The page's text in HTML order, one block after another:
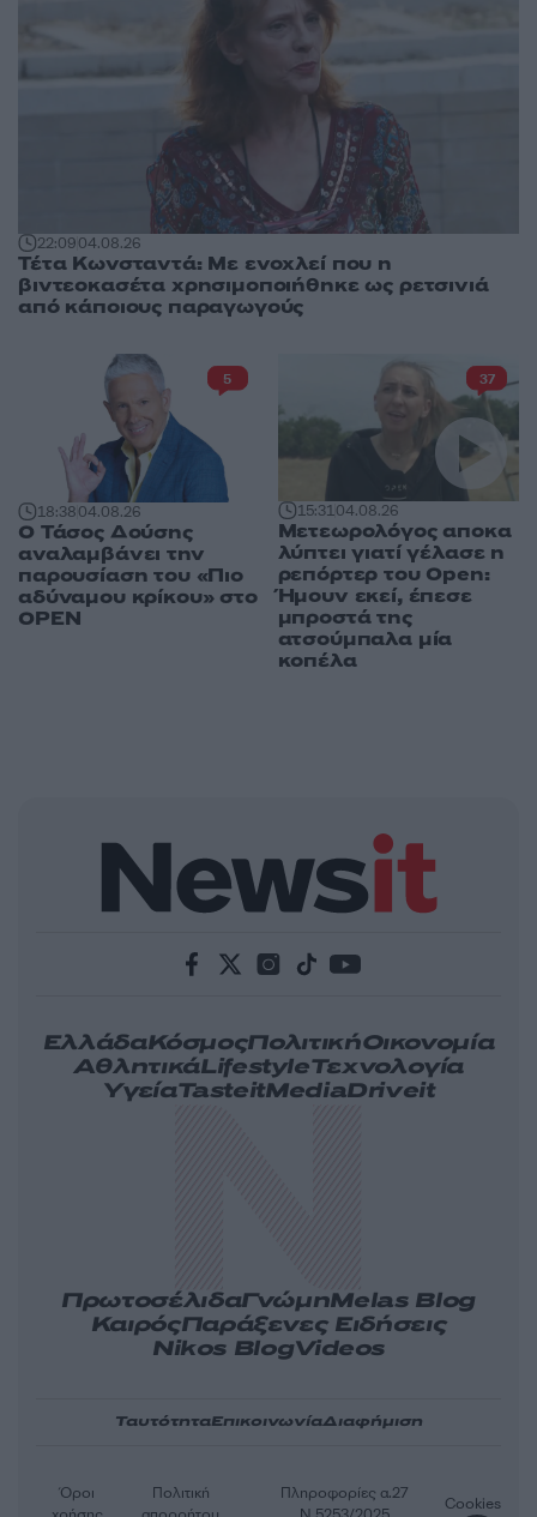
22:0904.08.26
Τέτα Κωνσταντά: Με ενοχλεί που η
βιντεοκασέτα χρησιμοποιήθηκε ως ρετσινιά
από κάποιους παραγωγούς
18:3804.08.26
Ο Τάσος Δούσης
αναλαμβάνει την
παρουσίαση του «Πιο
αδύναμου κρίκου» στο
OPEN
5
15:3104.08.26
Μετεωρολόγος αποκα
λύπτει γιατί γέλασε η
ρεπόρτερ του Open:
Ήμουν εκεί, έπεσε
μπροστά της
ατσούμπαλα μία
κοπέλα
37
ΕλλάδαΚόσμοςΠολιτικήΟικονομία
ΑθλητικάLifestyleΤεχνολογία
ΥγείαTasteitMediaDriveit
ΠρωτοσέλιδαΓνώμηMelas Blog
ΚαιρόςΠαράξενες Ειδήσεις
Nikos BlogVideos
ΤαυτότηταΕπικοινωνίαΔιαφήμιση
Όροι
Πολιτική
Πληροφορίες α.27
Cookies